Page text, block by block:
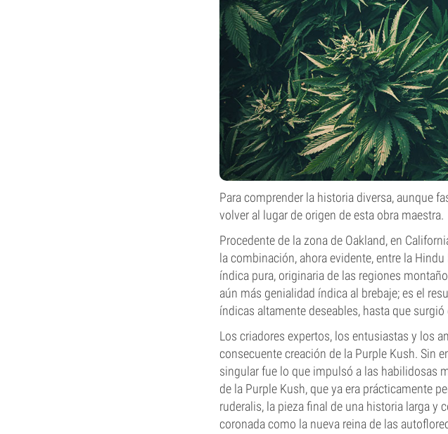
Para comprender la historia diversa, aunque
volver al lugar de origen de esta obra maestra.
Procedente de la zona de Oakland, en
la combinación, ahora evidente, entre la
índica pura, originaria de las regiones
aún más genialidad índica al brebaje; es el
índicas altamente deseables, hasta que
Los criadores expertos, los entusiastas y los
consecuente creación de la Purple Kush. Sin
singular fue lo que impulsó a las habilidosas
de la Purple Kush, que ya era prácticamente
ruderalis, la pieza final de una historia larga y
coronada como la nueva reina de las